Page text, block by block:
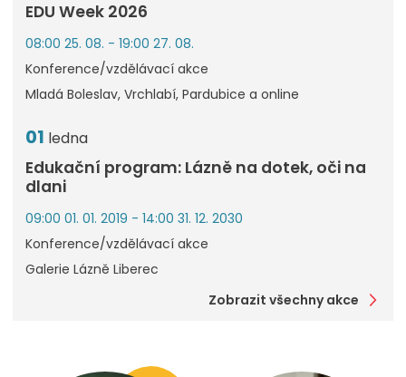
EDU Week 2026
08:00 25. 08. - 19:00 27. 08.
Konference/vzdělávací akce
Mladá Boleslav, Vrchlabí, Pardubice a online
01 ledna
Edukační program: Lázně na dotek, oči na
dlani
09:00 01. 01. 2019 - 14:00 31. 12. 2030
Konference/vzdělávací akce
Galerie Lázně Liberec
Zobrazit všechny akce